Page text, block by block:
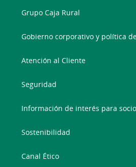
Grupo Caja Rural
Gobierno corporativo y política
Atención al Cliente
Seguridad
Información de interés para
Sostenibilidad
Canal Ético